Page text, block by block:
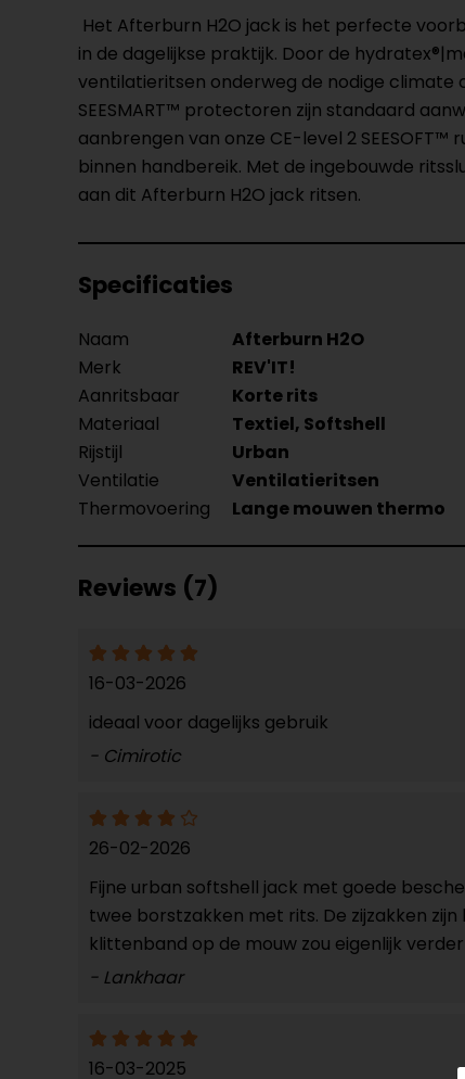
Het Afterburn H2O jack is het perfecte
in de dagelijkse praktijk. Door de
ventilatieritsen onderweg de nodige climate
SEESMART™ protectoren zijn standaard
aanbrengen van onze CE-level 2
binnen handbereik. Met de ingebouwde
aan dit Afterburn H2O jack ritsen.
Specificaties
Naam Afterburn H2O
Merk
REV'IT!
Aanritsbaar
Korte rits
Materiaal
Textiel, Softshell
Rijstijl
Urban
Ventilatie
Ventilatieritsen
Thermovoering
Lange mouwen thermo
Reviews (7)
16-03-2026
ideaal voor dagelijks gebruik
- Cimirotic
26-02-2026
Fijne urban softshell jack met goede
twee borstzakken met rits. De zijzakken
klittenband op de mouw zou eigenlijk
- Lankhaar
16-03-2025